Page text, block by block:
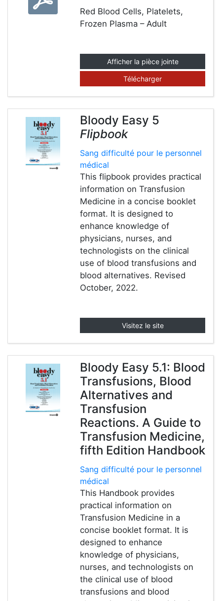
Red Blood Cells, Platelets,
Frozen Plasma – Adult
Afficher la pièce jointe
Télécharger
Bloody Easy 5
Flipbook
Sang difficulté pour le personnel
médical
This flipbook provides practical
information on Transfusion
Medicine in a concise booklet
format. It is designed to
enhance knowledge of
physicians, nurses, and
technologists on the clinical
use of blood transfusions and
blood alternatives. Revised
October, 2022.
Visitez le site
Bloody Easy 5.1: Blood
Transfusions, Blood
Alternatives and
Transfusion
Reactions. A Guide to
Transfusion Medicine,
fifth Edition Handbook
Sang difficulté pour le personnel
médical
This Handbook provides
practical information on
Transfusion Medicine in a
concise booklet format. It is
designed to enhance
knowledge of physicians,
nurses, and technologists on
the clinical use of blood
transfusions and blood